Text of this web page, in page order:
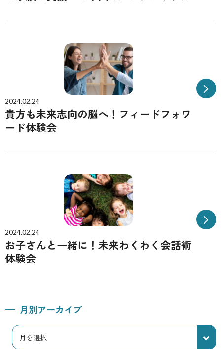
（zoom）」を開催
2024.02.24
貴方も未来志向の脳へ！フィードフォワ
ード体験会
2024.02.24
お子さんと一緒に！未来わくわく会話術
体験会
月別アーカイブ